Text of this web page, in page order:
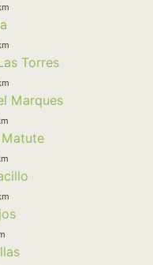
Torres
Marques